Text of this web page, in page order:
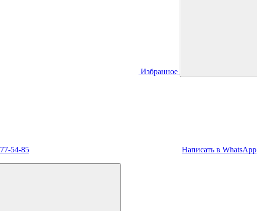
Избранное
54-85 Написать в WhatsApp